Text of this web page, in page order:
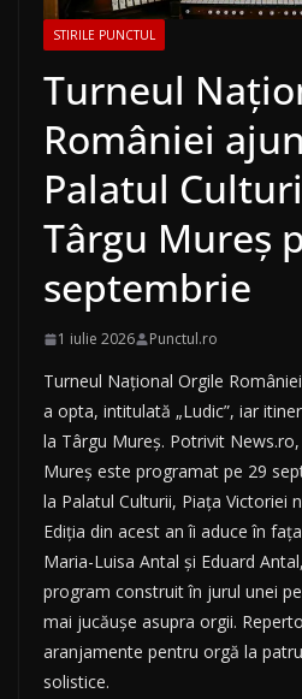
STIRILE PUNCTUL
Turneul
României
Palatul
Târgu Mureș
septembrie
1 iulie 2026 Punctul.ro
Turneul Național Orgile
a opta, intitulată „Ludic”, iar
la Târgu Mureș. Potrivit
Mureș este programat pe 29
la Palatul Culturii, Piața Victoriei
Ediția din acest an îi aduce în
Maria-Luisa Antal și Eduard
program construit în jurul unei
mai jucăușe asupra orgii.
aranjamente pentru orgă la
solistice.